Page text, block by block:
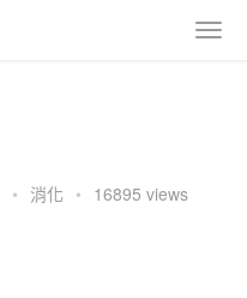
• 消化 • 16895 views